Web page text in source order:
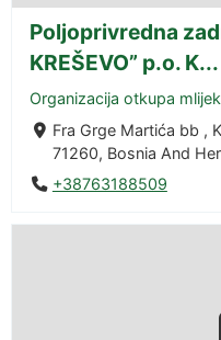
Poljoprivredna
KREŠEVO” p.o. K...
Organizacija otkupa
Fra Grge Martića bb ,
71260, Bosnia And
+38763188509